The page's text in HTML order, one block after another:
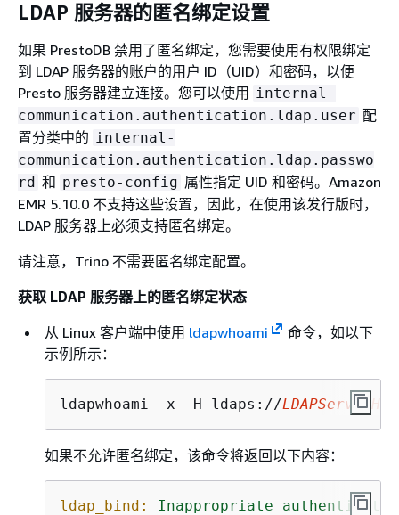
LDAP 服务器的匿名绑定设置
如果 PrestoDB 禁用了匿名绑定，您需要使用有权限绑定
到 LDAP 服务器的账户的用户 ID（UID）和密码，以便
Presto 服务器建立连接。您可以使用 internal-
communication.authentication.ldap.user 配
置分类中的 internal-
communication.authentication.ldap.passwo
rd 和 presto-config 属性指定 UID 和密码。Amazon
EMR 5.10.0 不支持这些设置，因此，在使用该发行版时，
LDAP 服务器上必须支持匿名绑定。
请注意，Trino 不需要匿名绑定配置。
获取 LDAP 服务器上的匿名绑定状态
从 Linux 客户端中使用 ldapwhoami
命令，如以下
示例所示：
ldapwhoami -x -H ldaps://
如果不允许匿名绑定，该命令将返回以下内容：
ldap_bind: Inappropriate